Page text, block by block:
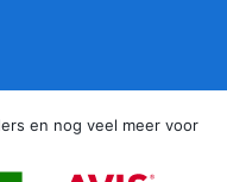
en nog veel meer voor